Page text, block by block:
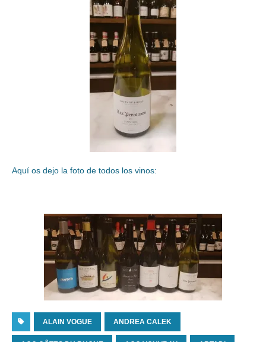
Aquí os dejo la foto de todos los vinos:
ALAIN VOGUE ANDREA CALEK